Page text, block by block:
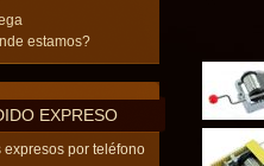
estamos?
EXPRESO
expresos por teléfono